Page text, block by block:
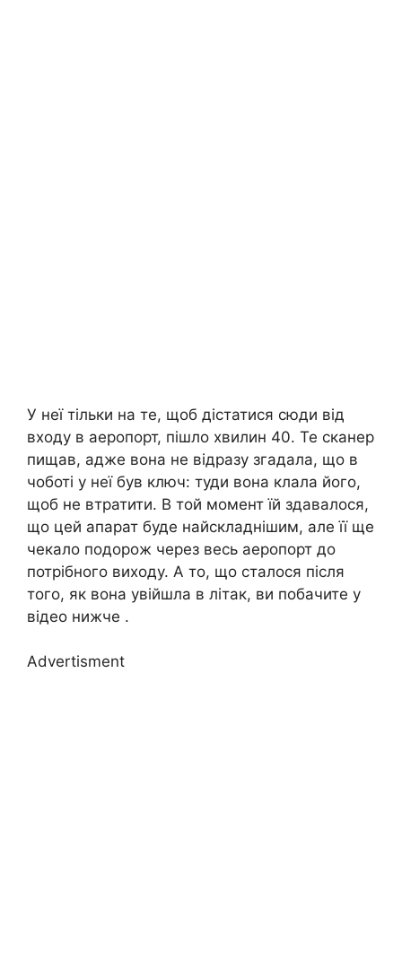
У неї тільки на те, щоб дістатися сюди від
входу в аеpопорт, пішло хвилин 40. Те сканер
пищав, адже вона не відразу згадала, що в
чоботі у неї був ключ: туди вона клала його,
щоб не втратити. В той момент їй здавалося,
що цей апарат буде найскладнішим, але її ще
чекало подорож через весь аеpопорт до
потрібного виходу. А то, що сталося після
того, як вона увійшла в літак, ви побачите у
відео нижче .
Advertisment